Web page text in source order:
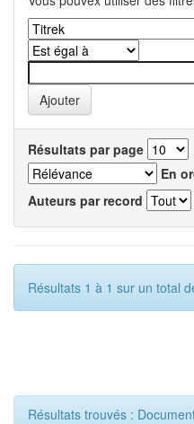
Résultats par page
En
Auteurs par record
Résultats 1 à 1 sur un total
Résultats trouvés :